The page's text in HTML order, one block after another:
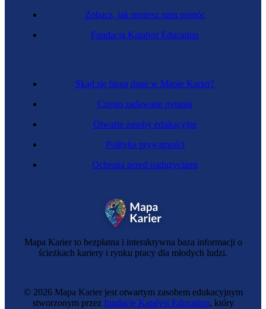
Mapa Karier to bezpłatna i interaktywna baza informacji o
ścieżkach kariery i rynku pracy dla młodych ludzi.
Skąd się biorą dane w Mapie Karier?
Często zadawane pytania
Otwarte zasoby edukacyjne
Polityka prywatności
Ochrona przed nadużyciami
Zobacz, jak możesz nam pomóc
Fundacja Katalyst Education
© 2026 Mapa Karier jest otwartym zasobem edukacyjnym
stworzonym przez fundację Katalyst Education, który